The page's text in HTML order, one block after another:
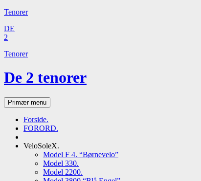
Tenorer
DE
2
Tenorer
De 2 tenorer
SøgPrimær menu Hop
til
Forside.
FORORD.
VeloSoleX.
Model F 4. “Børnevelo”
Model 330.
Model 2200.